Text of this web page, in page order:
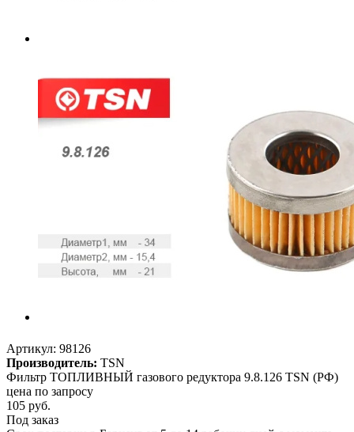
Артикул: 98126
Производитель: TSN
Фильтр ТОПЛИВНЫЙ газового редуктора 9.8.126 TSN (РФ)
цена по запросу
105 руб.
Под заказ